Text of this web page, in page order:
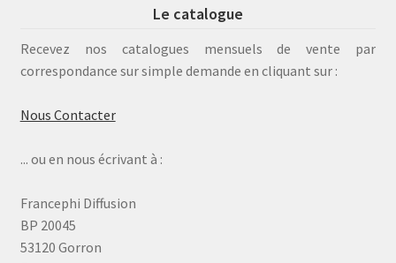
Le catalogue
Recevez nos catalogues mensuels de vente par
correspondance sur simple demande en cliquant sur :
Nous Contacter
... ou en nous écrivant à :
Francephi Diffusion
BP 20045
53120 Gorron